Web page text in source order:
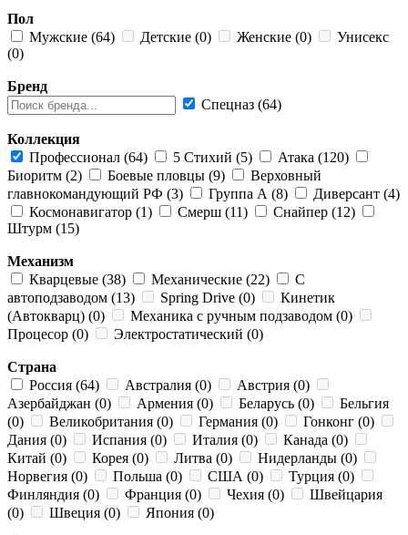
Пол
Мужские (64)
Детские (0) Женские (0)
Унисекс
(0)
Бренд
Спецназ (64)
Коллекция
Профессионал (64)
5 Стихий (5)
Атака (120)
Биоритм (2)
Боевые пловцы (9)
Верховный
главнокомандующий РФ (3)
Группа А (8)
Диверсант (4)
Космонавигатор (1)
Смерш (11)
Снайпер (12)
Штурм (15)
Механизм
Кварцевые (38)
Механические (22)
С
автоподзаводом (13)
Spring Drive (0)
Кинетик
(Автокварц) (0)
Механика с ручным подзаводом (0)
Процесор (0)
Электростатический (0)
Страна
Россия (64)
Австралия (0)
Австрия (0)
Азербайджан (0)
Армения (0) Беларусь (0)
Бельгия
(0)
Великобритания (0) Германия (0)
Гонконг (0)
Дания (0)
Испания (0) Италия (0)
Канада (0)
Китай (0)
Корея (0) Литва (0)
Нидерланды (0)
Норвегия (0)
Польша (0) США (0)
Турция (0)
Финляндия (0)
Франция (0) Чехия (0)
Швейцария
(0)
Швеция (0) Япония (0)